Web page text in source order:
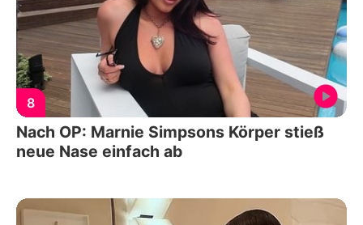
8
Nach OP: Marnie Simpsons Körper stieß
neue Nase einfach ab